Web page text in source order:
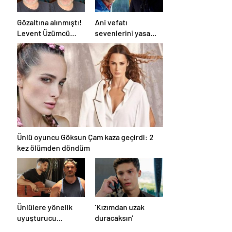
Gözaltına alınmıştı!
Levent Üzümcü
hakkında karar
verildi
Ani vefatı
sevenlerini yasa
boğmuştu! Sam
Neill'in ölüm nedeni
belli oldu
Ünlü oyuncu Göksun Çam kaza geçirdi: 2
kez ölümden döndüm
Ünlülere yönelik
uyuşturucu
‘Kızımdan uzak
duracaksın'